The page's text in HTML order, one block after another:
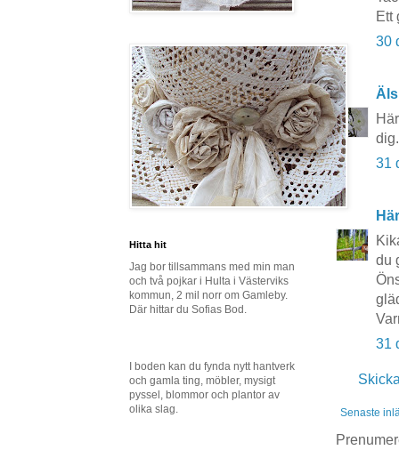
Ett
30
31
du
31
Senaste
Hitta hit
Jag bor tillsammans med min man
och två pojkar i Hulta i Västerviks
kommun, 2 mil norr om Gamleby.
Där hittar du Sofias Bod.
I boden kan du fynda nytt hantverk
och gamla ting, möbler, mysigt
pyssel, blommor och plantor av
olika slag.